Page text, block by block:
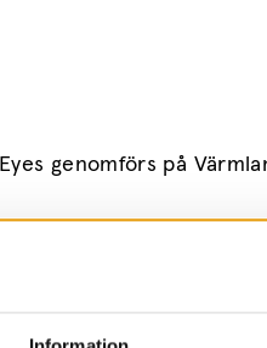
genomförs på